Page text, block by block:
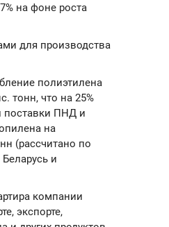
на фоне роста
для производства
полиэтилена
тонн, что на 25%
поставки ПНД и
на
(рассчитано по
и
компании
экспорте,